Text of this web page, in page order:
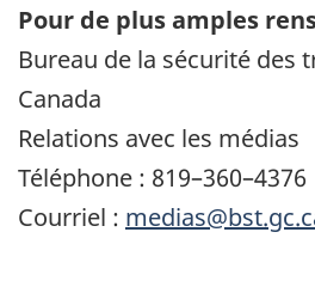
Pour de plus amples
Bureau de la sécurité des
Canada
Relations avec les médias
Téléphone : 819–360–4376
Courriel :